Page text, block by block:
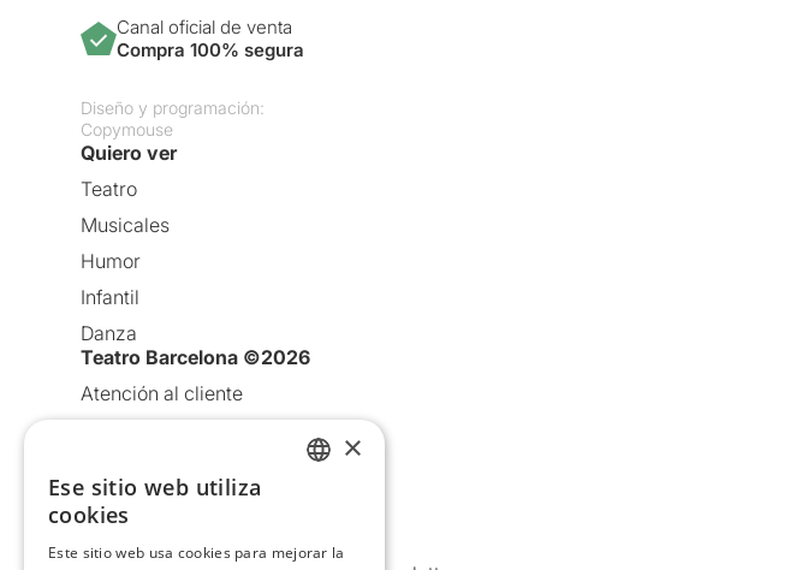
Canal oficial de venta
Compra 100% segura
Diseño y programación:
Copymouse
Quiero ver
Teatro
Musicales
Humor
Infantil
Danza
Teatro Barcelona ©2026
Atención al cliente
Política de Cookies
×
Ese sitio web utiliza
cookies
Este sitio web usa cookies para mejorar la